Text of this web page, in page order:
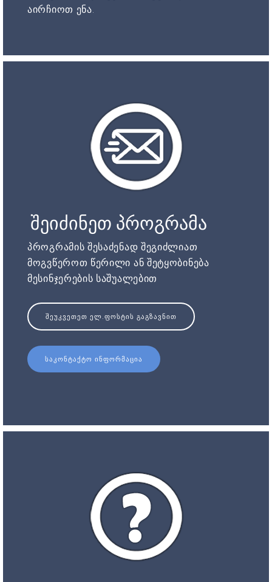
აირჩიოთ ენა.
შეიძინეთ პროგრამა
პროგრამის შესაძენად შეგიძლიათ
მოგვწეროთ წერილი ან შეტყობინება
მესინჯერების საშუალებით
ᲨᲔᲣᲙᲕᲔᲗᲔᲗ ᲔᲚ.ᲤᲝᲡᲢᲘᲡ ᲒᲐᲒᲖᲐᲕᲜᲘᲗ
ᲡᲐᲙᲝᲜᲢᲐᲥᲢᲝ ᲘᲜᲤᲝᲠᲛᲐᲪᲘᲐ